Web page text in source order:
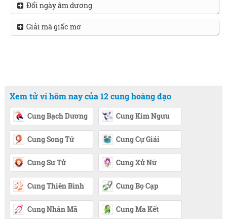
Đổi ngày âm dương
Giải mã giấc mơ
Xem tử vi hôm nay của 12 cung hoàng đạo
Cung Bạch Dương Cung Kim Ngưu
Cung Song Tử Cung Cự Giải
Cung Sư Tử Cung Xử Nữ
Cung Thiên Bình Cung Bọ Cạp
Cung Nhân Mã Cung Ma Kết